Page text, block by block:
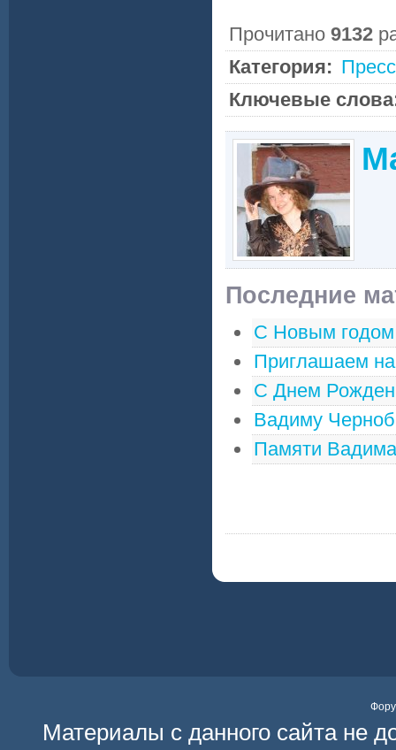
Прочитано 9132
Категория:
Ключевые
Последние
С Новым
Приглашаем
С Днем
Вадиму
Памяти
Материалы с данного сайта не